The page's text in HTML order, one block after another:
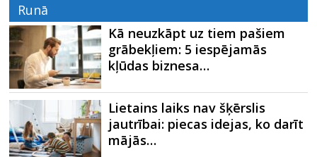
Runā
Kā neuzkāpt uz tiem pašiem
grābekļiem: 5 iespējamās
kļūdas biznesa…
Lietains laiks nav šķērslis
jautrībai: piecas idejas, ko darīt
mājās…